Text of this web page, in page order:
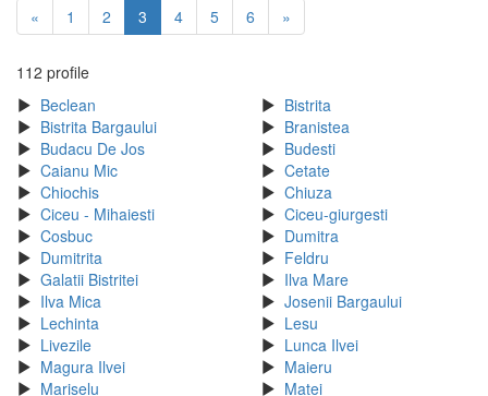
« 1 2 3 4 5 6 »
112 profile
Beclean
Bistrita
Bistrita Bargaului
Branistea
Budacu De Jos
Budesti
Caianu Mic
Cetate
Chiochis
Chiuza
Ciceu - Mihaiesti
Ciceu-giurgesti
Cosbuc
Dumitra
Dumitrita
Feldru
Galatii Bistritei
Ilva Mare
Ilva Mica
Josenii Bargaului
Lechinta
Lesu
Livezile
Lunca Ilvei
Magura Ilvei
Maieru
Mariselu
Matei